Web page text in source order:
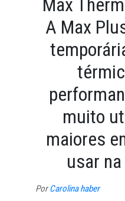
A Max
muito
maiores
usar
PorCarolina haber